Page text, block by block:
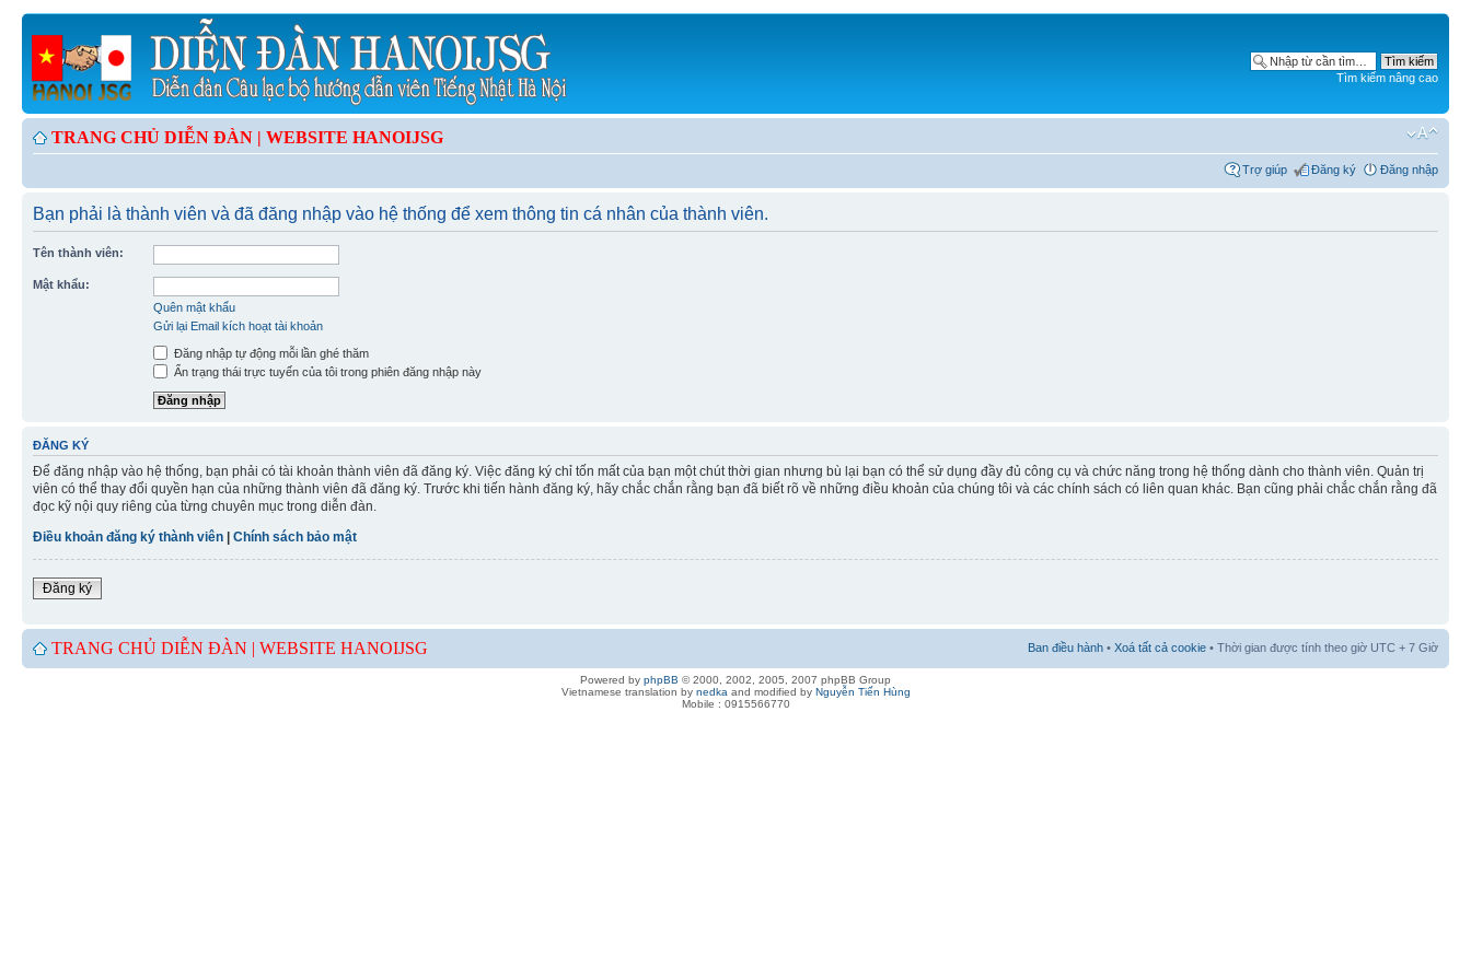
Tìm kiếm nâng cao
TRANG CHỦ DIỄN ĐÀN | WEBSITE HANOIJSG
Trợ giúp Đăng ký Đăng nhập
Bạn phải là thành viên và đã đăng nhập vào hệ thống để xem thông tin cá nhân của thành viên.
Tên thành viên:
Mật khẩu:
Quên mật khẩu
Gửi lại Email kích hoạt tài khoản
Đăng nhập tự động mỗi lần ghé thăm
Ẩn trạng thái trực tuyến của tôi trong phiên đăng nhập này
ĐĂNG KÝ
Để đăng nhập vào hệ thống, bạn phải có tài khoản thành viên đã đăng ký. Việc đăng ký chỉ tốn mất của bạn một chút thời gian nhưng bù lại bạn có thể sử dụng đầy đủ công cụ và chức năng trong hệ thống dành cho thành viên. Quản trị
viên có thể thay đổi quyền hạn của những thành viên đã đăng ký. Trước khi tiến hành đăng ký, hãy chắc chắn rằng bạn đã biết rõ về những điều khoản của chúng tôi và các chính sách có liên quan khác. Bạn cũng phải chắc chắn rằng đã
đọc kỹ nội quy riêng của từng chuyên mục trong diễn đàn.
Điều khoản đăng ký thành viên | Chính sách bảo mật
Đăng ký
TRANG CHỦ DIỄN ĐÀN | WEBSITE HANOIJSG Ban điều hành • Xoá tất cả cookie • Thời gian được tính theo giờ UTC + 7 Giờ
Powered by phpBB © 2000, 2002, 2005, 2007 phpBB Group
Vietnamese translation by nedka and modified by Nguyễn Tiến Hùng
Mobile : 0915566770